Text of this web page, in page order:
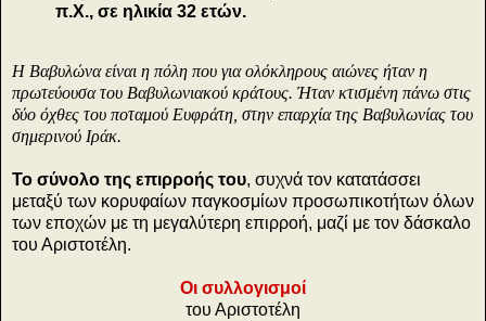
π.Χ., σε ηλικία 32 ετών.
Η Βαβυλώνα είναι η πόλη που για ολόκληρους αιώνες ήταν η
πρωτεύουσα του Βαβυλωνιακού κράτους. Ήταν κτισμένη πάνω στις
δύο όχθες του ποταμού Ευφράτη, στην επαρχία της Βαβυλωνίας του
σημερινού Ιράκ.
Το σύνολο της επιρροής του, συχνά τον κατατάσσει
μεταξύ των κορυφαίων παγκοσμίων προσωπικοτήτων όλων
των εποχών με τη μεγαλύτερη επιρροή, μαζί με τον δάσκαλο
του Αριστοτέλη.
Οι συλλογισμοί
του Αριστοτέλη